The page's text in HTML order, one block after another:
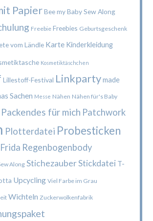
Papier Bee my Baby Sew Along
Freebie Freebies Geburtsgeschenk
vom Ländle Karte Kinderkleidung
Kosmetiktäschchen
Lillestoff-Festival Linkpartymade
Sachen Messe Nähen Nähen für's Baby
Packendes für mich Patchwork
Plotterdatei Probesticken
Regenbogenbody
Along StichezauberStickdatei T-
Upcycling Viel Farbe im Grau
Wichteln Zuckerwolkenfabrik